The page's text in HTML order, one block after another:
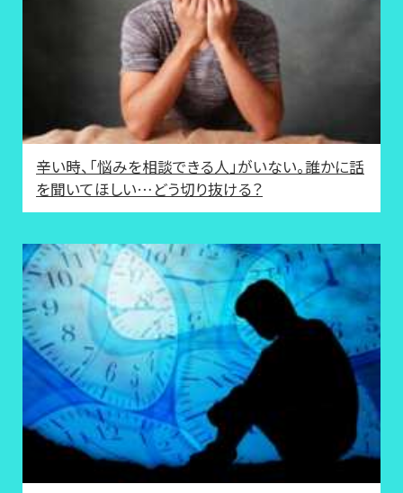
辛い時、「悩みを相談できる人」がいない。誰かに話
を聞いてほしい…どう切り抜ける？